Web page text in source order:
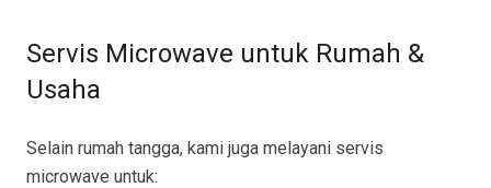
Servis Microwave untuk Rumah &
Usaha
Selain rumah tangga, kami juga melayani servis
microwave untuk: